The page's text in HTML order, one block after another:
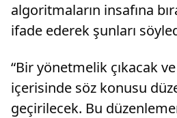
algoritmaların insafına
ifade ederek şunları
“Bir yönetmelik çıkacak
içerisinde söz konusu
geçirilecek. Bu